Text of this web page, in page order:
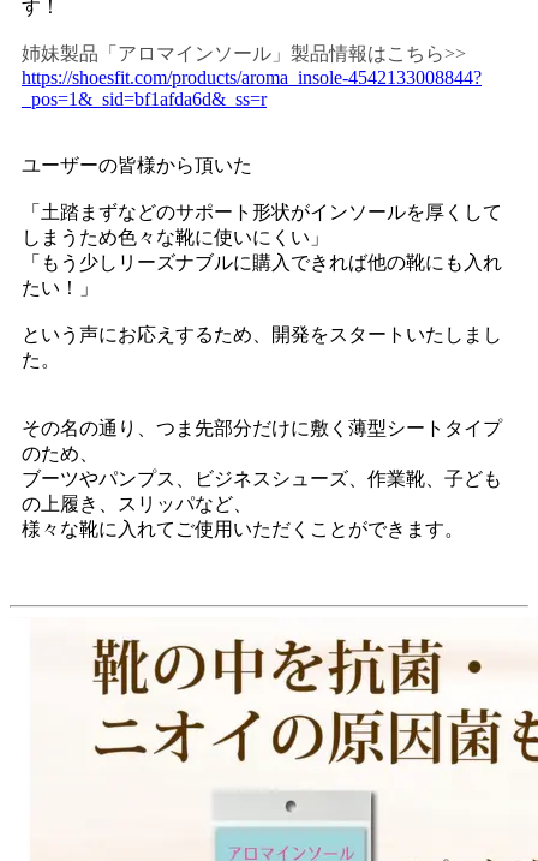
す！
姉妹製品「アロマインソール」製品情報はこちら>>
https://shoesfit.com/products/aroma_insole-4542133008844?
_pos=1&_sid=bf1afda6d&_ss=r
ユーザーの皆様から頂いた
「土踏まずなどのサポート形状がインソールを厚くして
しまうため色々な靴に使いにくい」
「もう少しリーズナブルに購入できれば他の靴にも入れ
たい！」
という声にお応えするため、開発をスタートいたしまし
た。
その名の通り、つま先部分だけに敷く薄型シートタイプ
のため、
ブーツやパンプス、ビジネスシューズ、作業靴、子ども
の上履き、スリッパなど、
様々な靴に入れてご使用いただくことができます。